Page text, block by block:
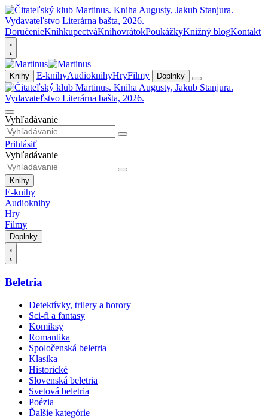
DoručenieKníhkupectváKnihovrátokPoukážkyKnižný blogKontakt
Knihy E-knihyAudioknihyHryFilmy Doplnky
Vyhľadávanie
Prihlásiť
Vyhľadávanie
Knihy
E-knihy
Audioknihy
Hry
Filmy
Doplnky
Beletria
Detektívky, trilery a horory
Sci-fi a fantasy
Komiksy
Romantika
Spoločenská beletria
Klasika
Historické
Slovenská beletria
Svetová beletria
Poézia
Ďalšie kategórie